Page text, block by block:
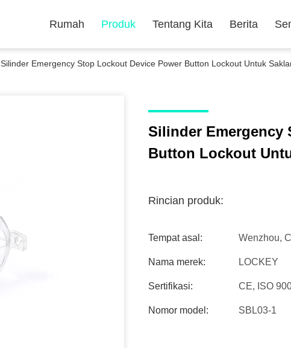
Rumah Produk Tentang Kita Berita
Silinder Emergency Stop Lockout Device Power Button Lockout Untuk
Silinder Emergency
Button Lockout
Rincian produk:
Tempat asal: Wenzhou,
Nama merek: LOCKEY
Sertifikasi: CE, ISO
Nomor model: SBL03-1